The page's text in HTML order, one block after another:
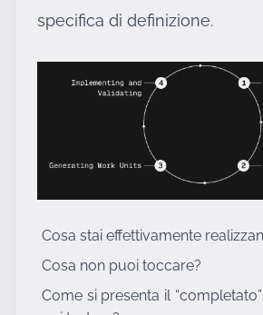
specifica di definizione.
Cosa stai effettivamente
Cosa non puoi toccare?
Come si presenta il